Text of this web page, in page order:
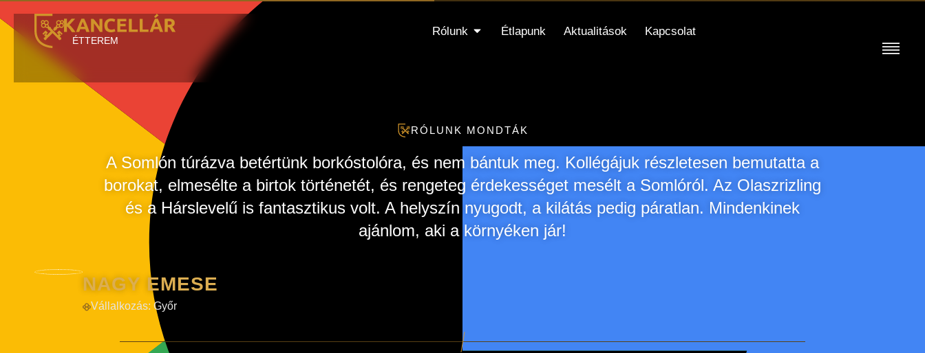
ÉTTEREM
Rólunk Étlapunk Aktualitások Kapcsolat
RÓLUNK MONDTÁK
A Somlón túrázva betértünk borkóstolóra, és nem bántuk meg. Kollégájuk részletesen bemutatta a
borokat, elmesélte a birtok történetét, és rengeteg érdekességet mesélt a Somlóról. Az Olaszrizling
és a Hárslevelű is fantasztikus volt. A helyszín nyugodt, a kilátás pedig páratlan. Mindenkinek
ajánlom, aki a környéken jár!
NAGY EMESE
Vállalkozás: Győr